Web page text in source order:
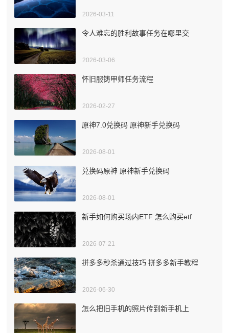
2026-03-11
令人难忘的胜利故事任务在哪里交
2026-03-06
怀旧服铸甲师任务流程
2026-02-27
原神7.0兑换码 原神新手兑换码
2026-08-01
兑换码原神 原神新手兑换码
2026-08-01
新手如何购买场内ETF 怎么购买etf
2026-07-21
拼多多秒杀通过技巧 拼多多新手教程
2026-06-30
怎么把旧手机的照片传到新手机上